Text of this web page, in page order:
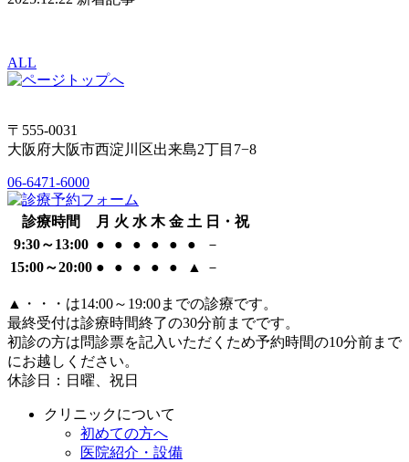
ALL
〒555-0031
大阪府大阪市西淀川区出来島2丁目7−8
06-6471-6000
診療時間 月 火 水 木 金 土 日・祝
9:30～13:00 ● ● ● ● ● ●
－
15:00～20:00 ● ● ● ● ● ▲ －
▲
・・・は14:00～19:00までの診療です。
最終受付は診療時間終了の30分前までです。
初診の方は問診票を記入いただくため予約時間の10分前まで
にお越しください。
休診日：日曜、祝日
クリニックについて
初めての方へ
医院紹介・設備